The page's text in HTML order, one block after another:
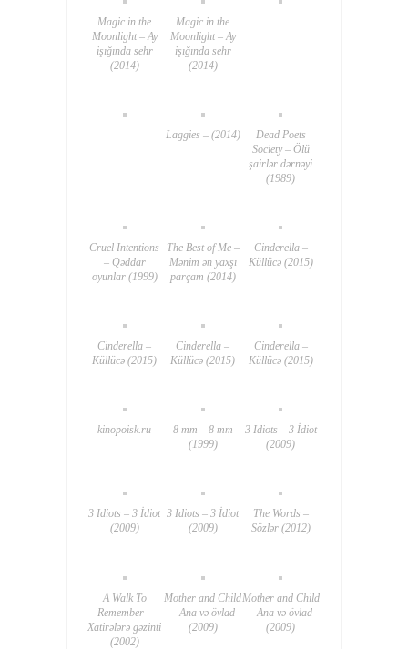
Magic in the
Moonlight – Ay
işığında sehr
(2014)
Magic in the
Moonlight – Ay
işığında sehr
(2014)
Laggies – (2014)
Dead Poets
Society – Ölü
şairlər dərnəyi
(1989)
Cruel Intentions
– Qəddar
oyunlar (1999)
The Best of Me –
Mənim ən yaxşı
parçam (2014)
Cinderella –
Küllücə (2015)
Cinderella –
Küllücə (2015)
Cinderella –
Küllücə (2015)
Cinderella –
Küllücə (2015)
kinopoisk.ru
8 mm – 8 mm
(1999)
3 Idiots – 3 İdiot
(2009)
3 Idiots – 3 İdiot
(2009)
3 Idiots – 3 İdiot
(2009)
The Words –
Sözlər (2012)
A Walk To
Remember –
Xatirələrə gəzinti
(2002)
Mother and Child
– Ana və övlad
(2009)
Mother and Child
– Ana və övlad
(2009)